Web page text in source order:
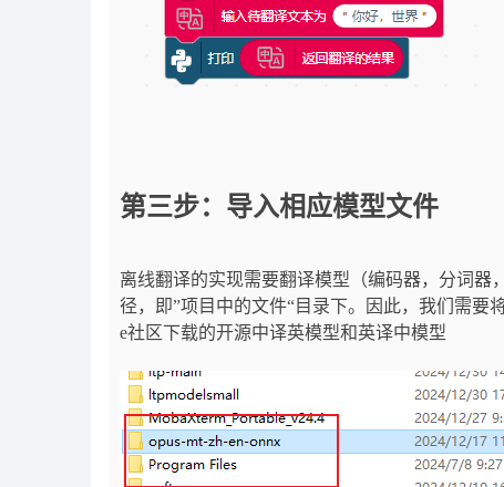
第三步：导入相应模型文件
离线翻译的实现需要翻译模型（编码器，分词
径，即”项目中的文件“目录下。因此，我们需要
e社区下载的开源中译英模型和英译中模型